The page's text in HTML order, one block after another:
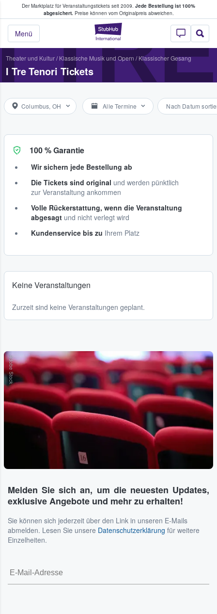
Der Marktplatz für Veranstaltungstickets seit 2009. Jede Bestellung ist 100%
abgesichert.Preise können vom Originalpreis abweichen.
StubHub - Wo
Menü
Tickets kaufen & verkaufen
Theater und Kultur/ Klassische Musik und Opern / Klassischer Gesang
I Tre Tenori Tickets
Columbus, OH Alle Termine Nach Datum
100 % Garantie
Wir sichern jede Bestellung ab
Die Tickets sind original und werden pünktlich
zur Veranstaltung ankommen
Volle Rückerstattung, wenn die Veranstaltung
abgesagt und nicht verlegt wird
Kundenservice bis zu Ihrem Platz
Keine Veranstaltungen
Zurzeit sind keine Veranstaltungen geplant.
Adobe Stock
Melden Sie sich an, um die neuesten Updates,
exklusive Angebote und mehr zu erhalten!
Sie können sich jederzeit über den Link in unseren E-Mails
abmelden. Lesen Sie unsere Datenschutzerklärung für weitere
Einzelheiten.